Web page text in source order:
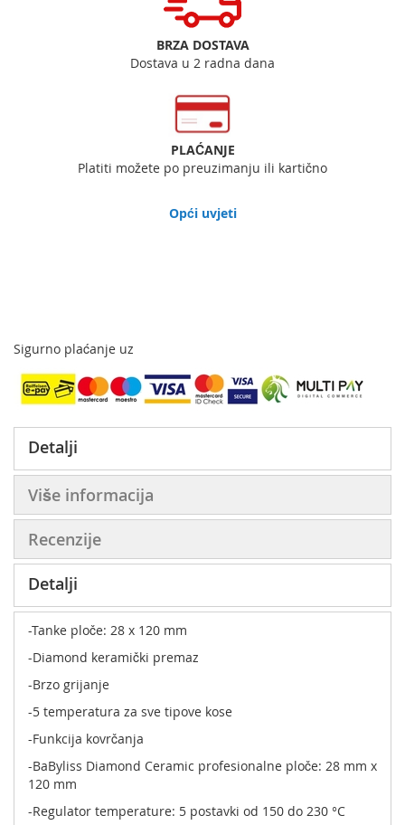
BRZA DOSTAVA
Dostava u 2 radna dana
PLAĆANJE
Platiti možete po preuzimanju ili kartično
Opći uvjeti
Sigurno plaćanje uz
Detalji
Više informacija
Recenzije
Detalji
-Tanke ploče: 28 x 120 mm
-Diamond keramički premaz
-Brzo grijanje
-5 temperatura za sve tipove kose
-Funkcija kovrčanja
-BaByliss Diamond Ceramic profesionalne ploče: 28 mm x
120 mm
-Regulator temperature: 5 postavki od 150 do 230 °C